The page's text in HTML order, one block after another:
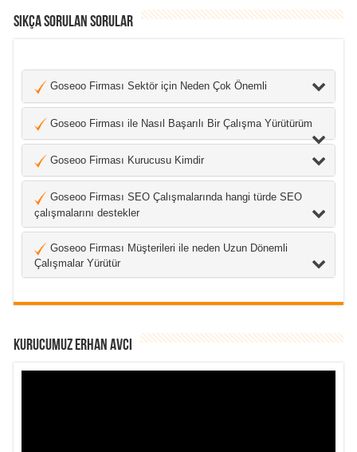
Sıkça Sorulan Sorular
Goseoo Firması Sektör için Neden Çok Önemli
Goseoo Firması ile Nasıl Başarılı Bir Çalışma Yürütürüm
Goseoo Firması Kurucusu Kimdir
Goseoo Firması SEO Çalışmalarında hangi türde SEO
çalışmalarını destekler
Goseoo Firması Müşterileri ile neden Uzun Dönemli
Çalışmalar Yürütür
Kurucumuz Erhan Avcı